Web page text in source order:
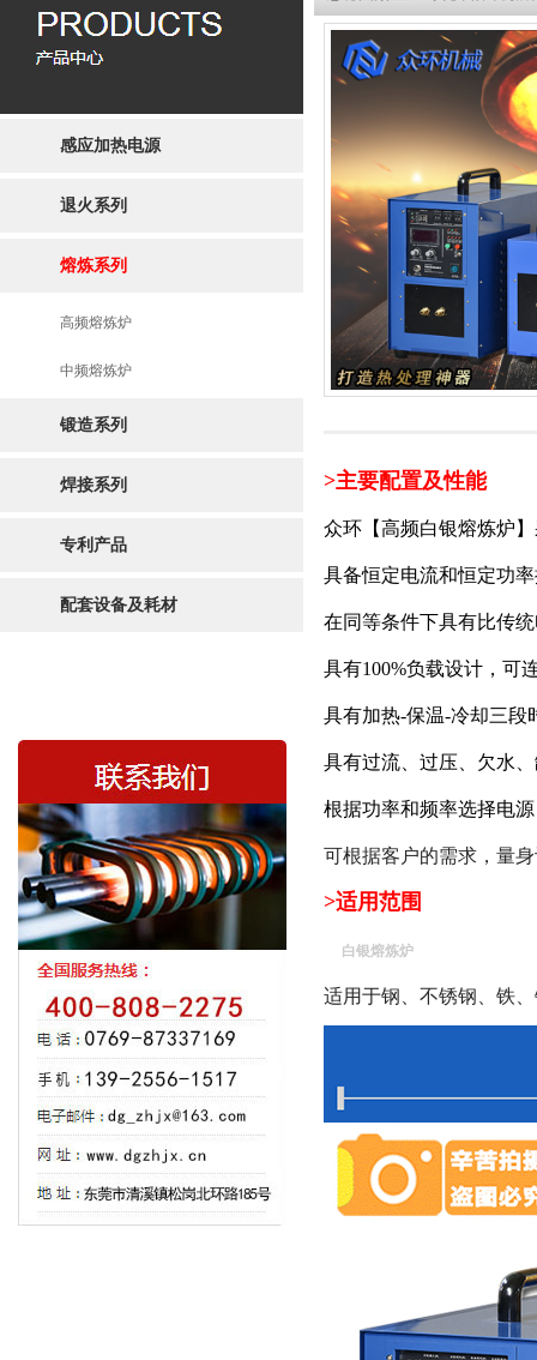
>主要配置及性能
众环 【高频白银熔炼炉
具备恒定电流和恒定功
在同等条件下具有比传
具有100%负载设计，可
具有加热-保温-冷却三段
具有过流、过压、欠水
根据功率和频率选择电
可根据客户的需求，量
>适用范围
白银熔炼炉
适用于钢、不锈钢、铁
感应加热电源
退火系列
熔炼系列
高频熔炼炉
中频熔炼炉
锻造系列
焊接系列
专利产品
配套设备及耗材